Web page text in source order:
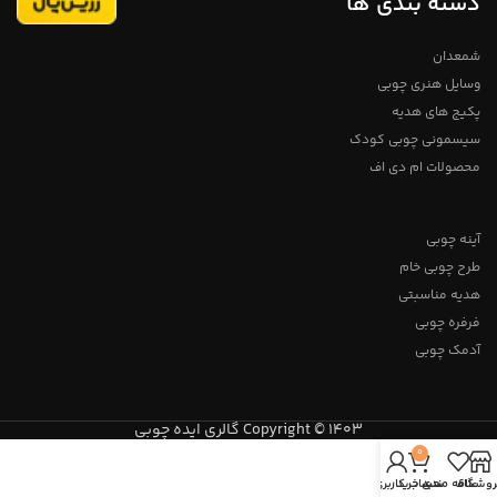
لطفا توجه داشته
باشید که به دلیل اختصاصی و دست
شمعدان
وسایل هنری چوبی
پکیج های هدیه
سیسمونی چوبی کودک
محصولات ام دی اف
آینه چوبی
طرح چوبی خام
هدیه مناسبتی
فرفره چوبی
آدمک چوبی
Copyright © 1403 گالری ایده چوبی
علاقه مندی
0
سبد خرید
حساب کاربری من